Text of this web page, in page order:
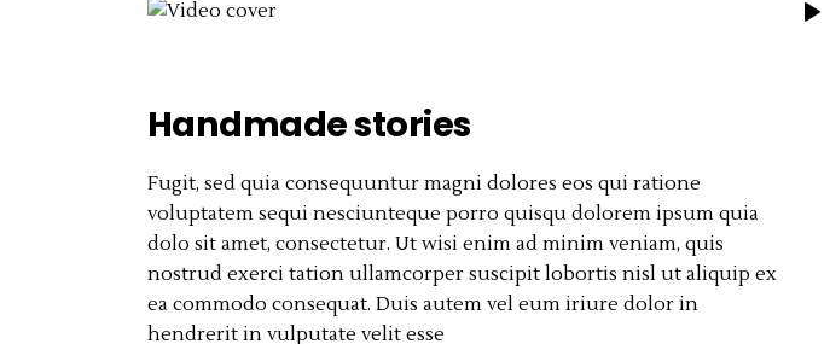
Handmade stories
Fugit, sed quia consequuntur magni dolores eos qui ratione
voluptatem sequi nesciunteque porro quisqu dolorem ipsum quia
dolo sit amet, consectetur. Ut wisi enim ad minim veniam, quis
nostrud exerci tation ullamcorper suscipit lobortis nisl ut aliquip ex
ea commodo consequat. Duis autem vel eum iriure dolor in
hendrerit in vulputate velit esse